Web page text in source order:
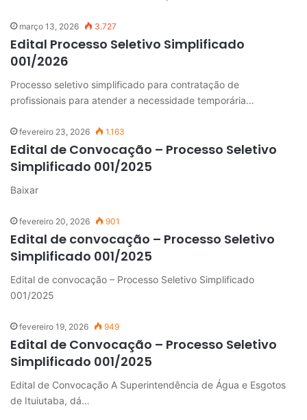
março 13, 2026 3.727
Edital Processo Seletivo Simplificado
001/2026
Processo seletivo simplificado para contratação de
profissionais para atender a necessidade temporária…
fevereiro 23, 2026 1.163
Edital de Convocação – Processo Seletivo
Simplificado 001/2025
Baixar
fevereiro 20, 2026 901
Edital de convocação – Processo Seletivo
Simplificado 001/2025
Edital de convocação – Processo Seletivo Simplificado
001/2025
fevereiro 19, 2026 949
Edital de Convocação – Processo Seletivo
Simplificado 001/2025
Edital de Convocação A Superintendência de Água e Esgotos
de Ituiutaba, dá…